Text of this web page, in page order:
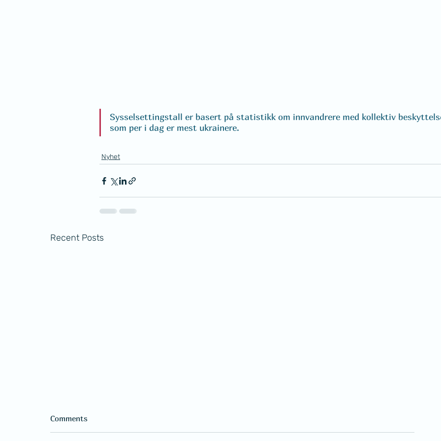
Sysselsettingstall er basert på statistikk om innvandrere med kollektiv
som per i dag er mest ukrainere.
Nyhet
Recent Posts
Comments